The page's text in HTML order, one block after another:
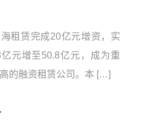
租赁完成20亿元增资，实
元增至50.8亿元，成为重
的融资租赁公司。本 […]